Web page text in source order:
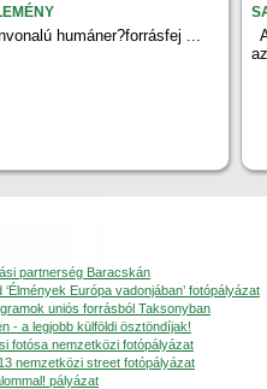
humáner?forrásfej ...
partnerség Baracskán
‘Élmények Európa vadonjában’ fotópályázat
uniós forrásból Taksonyban
- a legjobb külföldi ösztöndíjak!
fotósa nemzetközi fotópályázat
nemzetközi street fotópályázat
pályázat